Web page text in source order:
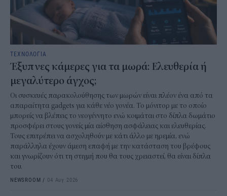
ΤΕΧΝΟΛΟΓΙΑ
Έξυπνες κάμερες για τα μωρά: Ελευθερία ή
μεγαλύτερο άγχος;
Οι συσκευές παρακολούθησης των μωρών είναι πλέον ένα από τα
απαραίτητα gadgets για κάθε νέο γονέα. Το μόνιτορ με το οποίο
μπορείς να βλέπεις το νεογέννητο ενώ κοιμάται στο δίπλα δωμάτιο
προσφέρει στους γονείς μία αίσθηση ασφάλειας και ελευθερίας.
Τους επιτρέπει να ασχοληθούν με κάτι άλλο με ηρεμία, ενώ
παράλληλα έχουν άμεση επαφή με την κατάσταση του βρέφους
και γνωρίζουν ότι τη στιγμή που θα τους χρειαστεί, θα είναι δίπλα
του.
NEWSROOM / 04 Αυγ 2026